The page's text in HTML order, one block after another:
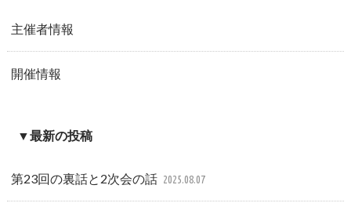
主催者情報
開催情報
▼最新の投稿
第23回の裏話と2次会の話 2025.08.07